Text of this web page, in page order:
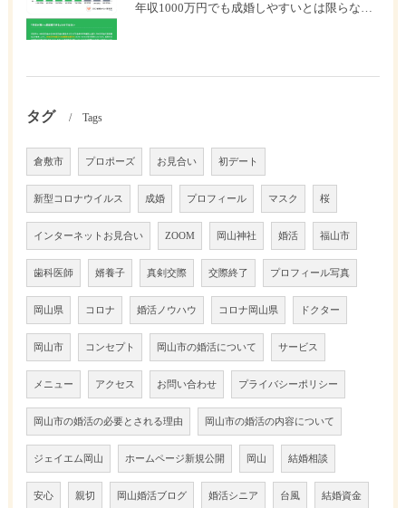
年収1000万円でも成婚しやすいとは限らない? 「年収帯別の成婚率」のリアル
タグ Tags
倉敷市 プロポーズ お見合い 初デート
新型コロナウイルス 成婚 プロフィール マスク 桜
インターネットお見合い ZOOM 岡山神社 婚活 福山市
歯科医師 婿養子 真剣交際 交際終了 プロフィール写真
岡山県 コロナ 婚活ノウハウ コロナ岡山県 ドクター
岡山市 コンセプト 岡山市の婚活について サービス
メニュー アクセス お問い合わせ プライバシーポリシー
岡山市の婚活の必要とされる理由 岡山市の婚活の内容について
ジェイエム岡山 ホームページ新規公開 岡山 結婚相談
安心 親切 岡山婚活ブログ 婚活シニア 台風 結婚資金